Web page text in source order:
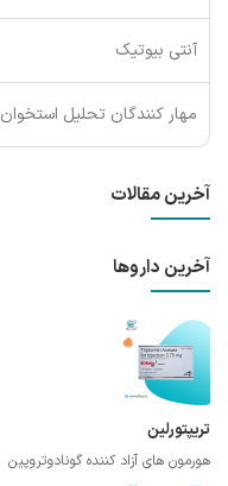
آنتی بیوتیک
مهار کنندگان تحلیل استخوان
آخرین مقالات
آخرین داروها
تریپتورلین
هورمون های آزاد کننده گونادوتروپین